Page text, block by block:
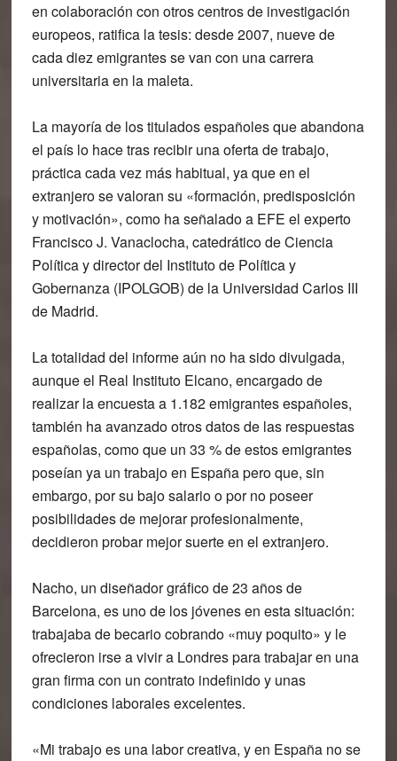
en colaboración con otros centros de investigación
europeos, ratifica la tesis: desde 2007, nueve de
cada diez emigrantes se van con una carrera
universitaria en la maleta.
La mayoría de los titulados españoles que abandona
el país lo hace tras recibir una oferta de trabajo,
práctica cada vez más habitual, ya queen el
extranjero se valoran su «formación, predisposición
y motivación», como ha señalado a EFE el experto
Francisco J. Vanaclocha, catedrático de Ciencia
Política y director del Instituto de Política y
Gobernanza (IPOLGOB) de la Universidad Carlos III
de Madrid.
La totalidad del informe aún no ha sido divulgada,
aunque el Real Instituto Elcano, encargado de
realizar la encuesta a 1.182 emigrantes españoles,
también ha avanzado otros datos de las respuestas
españolas, como que un 33 % de estos emigrantes
poseían ya un trabajo en España pero que, sin
embargo, por su bajo salario o por no poseer
posibilidades de mejorar profesionalmente,
decidieron probar mejor suerte en el extranjero.
Nacho, un diseñador gráfico de 23 años de
Barcelona, es uno de los jóvenes en esta situación:
trabajaba de becario cobrando «muy poquito» y le
ofrecieron irse a vivir a Londres para trabajar en una
gran firma con un contrato indefinido y unas
condiciones laborales excelentes.
«Mi trabajo es una labor creativa, y en España no se